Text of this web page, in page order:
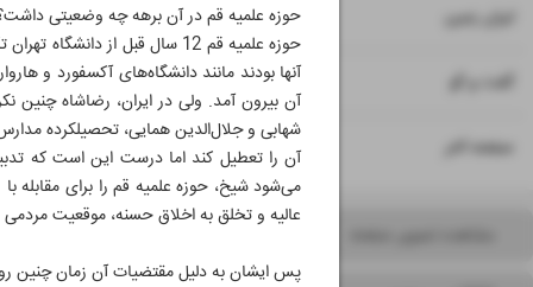
حوزه علمیه قم در آن برهه چه وضعیتی
حوزه علمیه قم 12 سال قبل
آنها بودند مانند دانشگاه‌های آکسفورد و
آن بیرون آمد. ولی در ایران، رضاشاه چنین
شهابی و جلال‌الدین همایی، تحصیلکرده
آن را تعطیل کند اما درست این است که
می‌شود شیخ، حوزه علمیه قم را برای مقابله
عالیه و تخلق به اخلاق حسنه، موقعیت
پس ایشان به دلیل مقتضیات آن زمان چنین
ایران زمین ۱۴
گفت و گو ۱۵
صفحه آخر ۱۶